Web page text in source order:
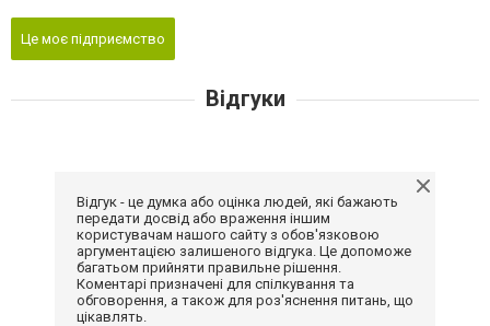
Це моє підприємство
Відгуки
Відгук - це думка або оцінка людей, які бажають
передати досвід або враження іншим
користувачам нашого сайту з обов'язковою
аргументацією залишеного відгука. Це допоможе
багатьом прийняти правильне рішення.
Коментарі призначені для спілкування та
обговорення, а також для роз'яснення питань, що
цікавлять.